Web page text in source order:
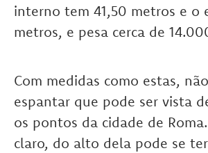
interno tem 41,50 metros e o
metros, e pesa cerca de
Com medidas como estas,
espantar que pode ser vista
os pontos da cidade de
claro, do alto dela pode se